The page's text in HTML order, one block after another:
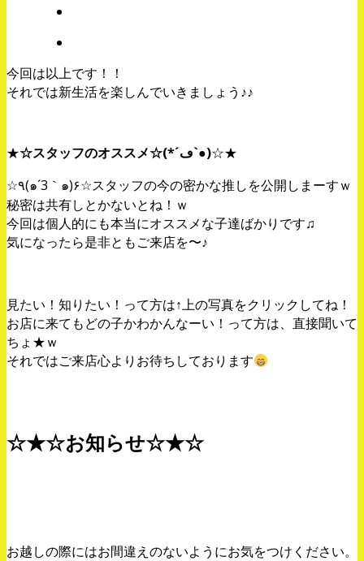
今回は以上です！！
それでは新生活を楽しんでいきましょう♪♪
★ ☆スタッフのオススメ☆(*´ڡ`●)☆★
☆٩(๑´3｀๑)۶☆スタッフの今の密かな推しを公開しまーすｗ
秘密は共有しとかないとね！ｗ
今回は個人的にも本当にオススメな子達ばかりです♫
気になったら是非ともご来店を〜♪
見たい！知りたい！って方は↑上の写真をクリックしてね！
お店に来てもどの子かわかんなーい！って方は、直接聞いて
ちょ★ｗ
それではご来店心よりお待ちしております
☆★☆お知らせ☆★☆
お越しの際にはお間違えのないようにお気をつけください。